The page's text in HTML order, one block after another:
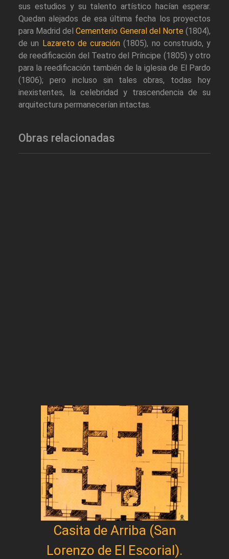
sus estudios y su talento artístico hacían esperar.
Quedan alejados de esa última fecha los proyectos
para Madrid delCementerio General del Norte (1804),
de un Lazareto de curación (1805), no construido, y
de reedificación del Teatro del Príncipe (1805) y otro
para la reedificación también de la iglesia de El Pardo
(1806); pero incluso sin tales obras, todas hoy
inexistentes, la celebridad y trascendencia de su
arquitectura permanecerían intactas.
Obras relacionadas
Casita de Arriba (San
Lorenzo de El Escorial).